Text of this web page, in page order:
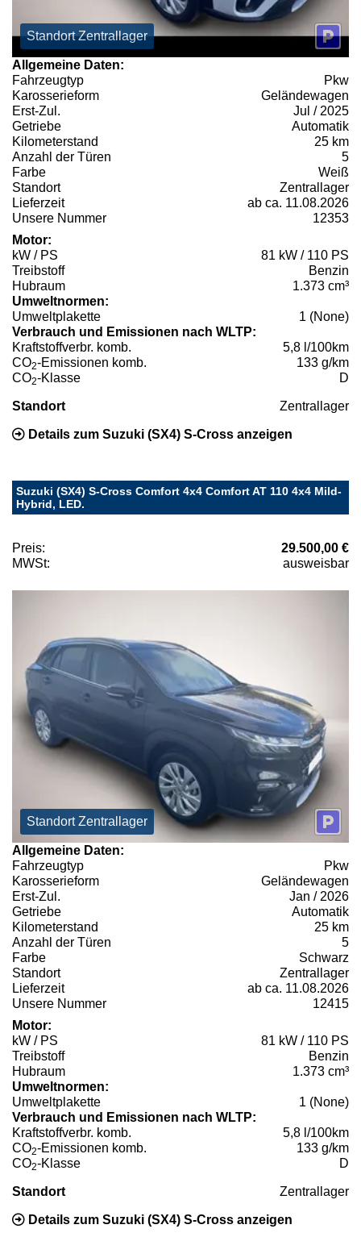
Standort Zentrallager
Allgemeine Daten:
Fahrzeugtyp
Pkw
Karosserieform
Geländewagen
Erst-Zul.
Jul / 2025
Getriebe
Automatik
Kilometerstand
25 km
Anzahl der Türen
5
Farbe
Weiß
Standort
Zentrallager
Lieferzeit
ab ca. 11.08.2026
Unsere Nummer
12353
Motor:
kW / PS
81 kW / 110 PS
Treibstoff
Benzin
Hubraum
1.373 cm³
Umweltnormen:
Umweltplakette
1 (None)
Verbrauch und Emissionen nach WLTP:
Kraftstoffverbr. komb.
5,8 l/100km
CO2-Emissionen komb.
133 g/km
CO2-Klasse D
Standort Zentrallager
Details zum Suzuki (SX4) S-Cross anzeigen
Suzuki (SX4) S-Cross Comfort 4x4 Comfort AT 110 4x4 Mild-
Hybrid, LED.
Preis:
29.500,00 €
MWSt:
ausweisbar
Standort Zentrallager
Allgemeine Daten:
Fahrzeugtyp
Pkw
Karosserieform
Geländewagen
Erst-Zul.
Jan / 2026
Getriebe
Automatik
Kilometerstand
25 km
Anzahl der Türen
5
Farbe
Schwarz
Standort
Zentrallager
Lieferzeit
ab ca. 11.08.2026
Unsere Nummer
12415
Motor:
kW / PS
81 kW / 110 PS
Treibstoff
Benzin
Hubraum
1.373 cm³
Umweltnormen:
Umweltplakette
1 (None)
Verbrauch und Emissionen nach WLTP:
Kraftstoffverbr. komb.
5,8 l/100km
CO2-Emissionen komb.
133 g/km
CO2-Klasse D
Standort Zentrallager
Details zum Suzuki (SX4) S-Cross anzeigen